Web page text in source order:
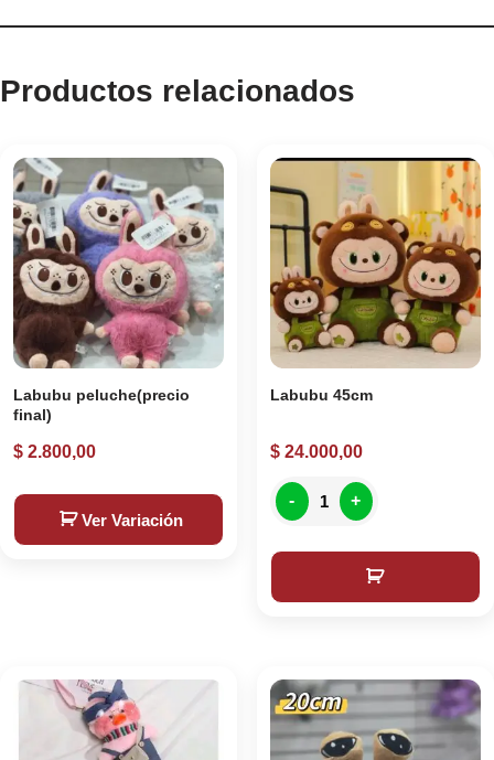
Productos relacionados
Labubu peluche(precio
final)
$ 2.800,00
Ver Variación
Labubu 45cm
$24.000,00
- +